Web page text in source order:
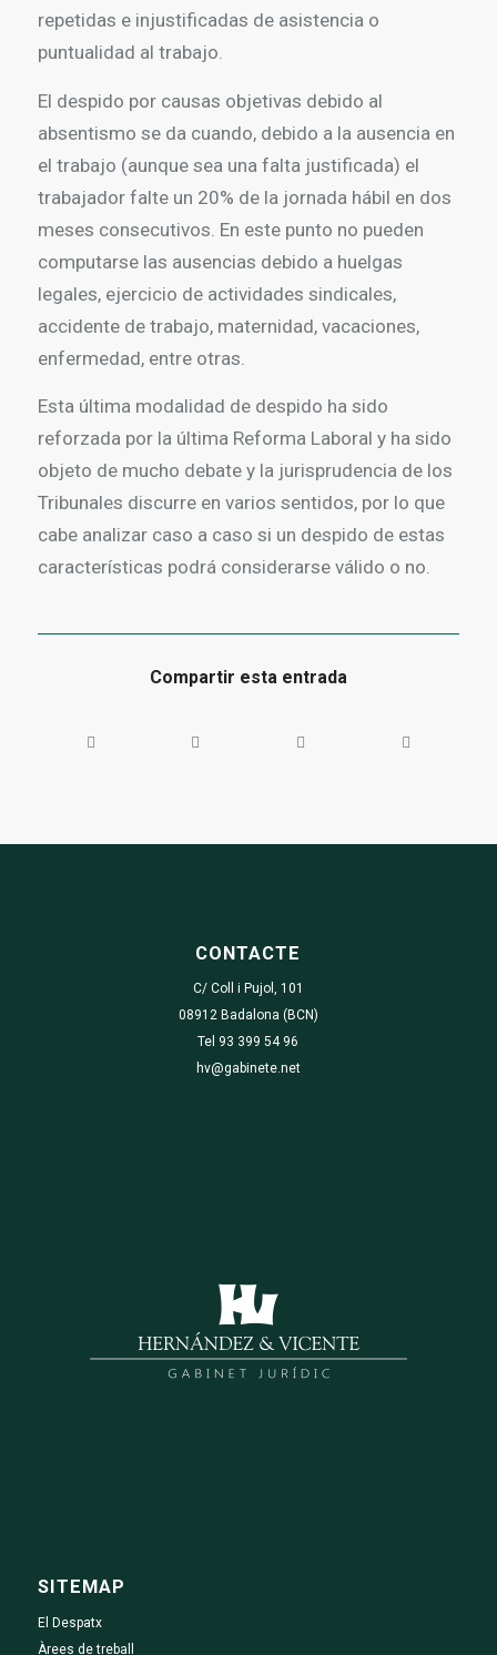
repetidas e injustificadas de asistencia o
puntualidad al trabajo.
El despido por causas objetivas debido al
absentismo se da cuando, debido a la ausencia en
el trabajo (aunque sea una falta justificada) el
trabajador falte un 20% de la jornada hábil en dos
meses consecutivos. En este punto no pueden
computarse las ausencias debido a huelgas
legales, ejercicio de actividades sindicales,
accidente de trabajo, maternidad, vacaciones,
enfermedad, entre otras.
Esta última modalidad de despido ha sido
reforzada por la última Reforma Laboral y ha sido
objeto de mucho debate y la jurisprudencia de los
Tribunales discurre en varios sentidos, por lo que
cabe analizar caso a caso si un despido de estas
características podrá considerarse válido o no.
Compartir esta entrada
CONTACTE
C/ Coll i Pujol, 101
08912 Badalona (BCN)
Tel 93 399 54 96
hv@gabinete.net
SITEMAP
El Despatx
Àrees de treball